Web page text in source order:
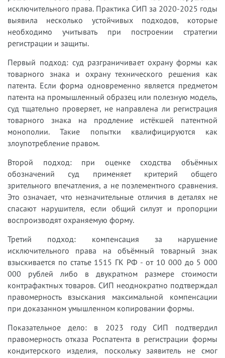
исключительного права. Практика СИП за 2020-2025 годы
выявила несколько устойчивых подходов, которые
необходимо учитывать при построении стратегии
регистрации и защиты.
Первый подход: суд разграничивает охрану формы как
товарного знака и охрану технического решения как
патента. Если форма одновременно является предметом
патента на промышленный образец или полезную модель,
суд тщательно проверяет, не направлена ли регистрация
товарного знака на продление истёкшей патентной
монополии. Такие попытки квалифицируются как
злоупотребление правом.
Второй подход: при оценке сходства объёмных
обозначений суд применяет критерий общего
зрительного впечатления, а не поэлементного сравнения.
Это означает, что незначительные отличия в деталях не
спасают нарушителя, если общий силуэт и пропорции
воспроизводят охраняемую форму.
Третий подход: компенсация за нарушение
исключительного права на объёмный товарный знак
взыскивается по статье 1515 ГК РФ - от 10 000 до 5 000
000 рублей либо в двукратном размере стоимости
контрафактных товаров. СИП неоднократно подтверждал
правомерность взыскания максимальной компенсации
при доказанном умышленном копировании формы.
Показательное дело: в 2023 году СИП подтвердил
правомерность отказа Роспатента в регистрации формы
кондитерского изделия, поскольку заявитель не смог